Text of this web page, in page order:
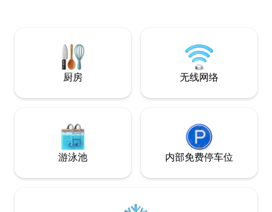
厨房 无线网络
游泳池 内部免费停车位